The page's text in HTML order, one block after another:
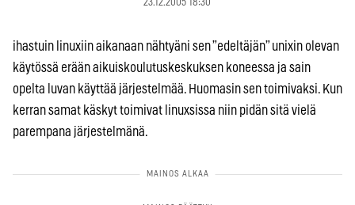
23.12.2005 18:30
ihastuin linuxiin aikanaan nähtyäni sen ”edeltäjän” unixin olevan
käytössä erään aikuiskoulutuskeskuksen koneessa ja sain
opelta luvan käyttää järjestelmää. Huomasin sen toimivaksi. Kun
kerran samat käskyt toimivat linuxsissa niin pidän sitä vielä
parempana järjestelmänä.